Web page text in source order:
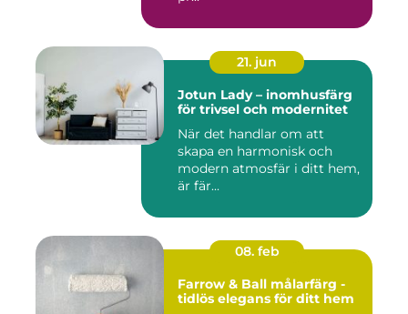
21. jun
Jotun Lady – inomhusfärg
för trivsel och modernitet
När det handlar om att
skapa en harmonisk och
modern atmosfär i ditt hem,
är fär...
08. feb
Farrow & Ball målarfärg -
tidlös elegans för ditt hem